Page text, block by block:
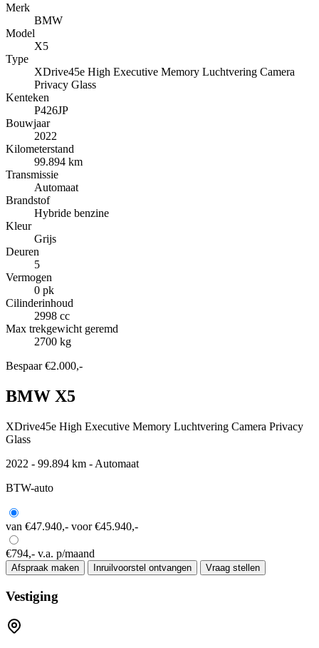
Merk
BMW
Model
X5
Type
XDrive45e High Executive Memory Luchtvering Camera
Privacy Glass
Kenteken
P426JP
Bouwjaar
2022
Kilometerstand
99.894 km
Transmissie
Automaat
Brandstof
Hybride benzine
Kleur
Grijs
Deuren
5
Vermogen
0 pk
Cilinderinhoud
2998 cc
Max trekgewicht geremd
2700 kg
Bespaar €2.000,-
BMW X5
XDrive45e High Executive Memory Luchtvering Camera Privacy
Glass
2022 - 99.894 km - Automaat
BTW-auto
van €47.940,- voor €45.940,-
€794,- v.a. p/maand
Afspraak maken Inruilvoorstel ontvangen Vraag stellen
Vestiging